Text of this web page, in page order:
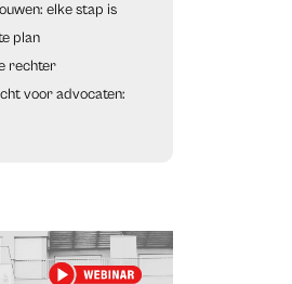
elke stap is
plan
rechter
voor advocaten: